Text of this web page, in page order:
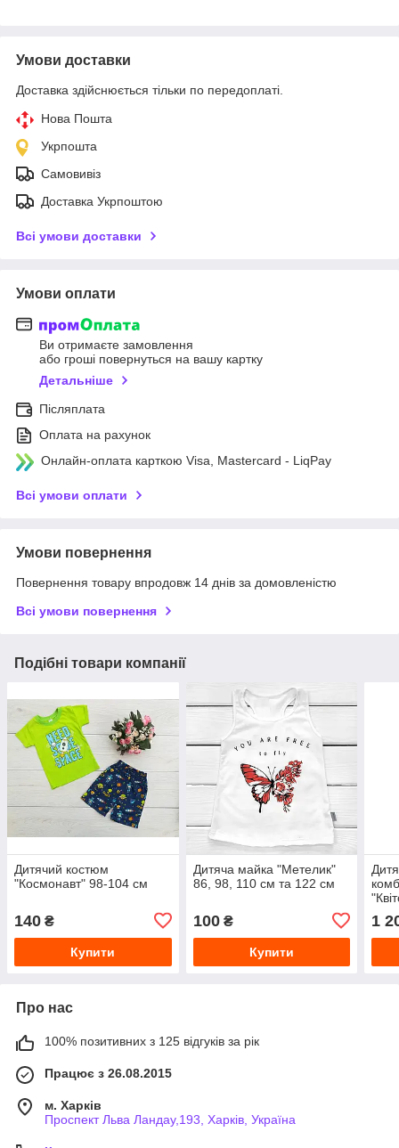
Умови доставки
Доставка здійснюється тільки по передоплаті.
Нова Пошта
Укрпошта
Самовивіз
Доставка Укрпоштою
Всі умови доставки
Умови оплати
Ви отримаєте замовлення
або гроші повернуться на вашу картку
Детальніше
Післяплата
Оплата на рахунок
Онлайн-оплата карткою Visa, Mastercard - LiqPay
Всі умови оплати
Умови повернення
Повернення товару впродовж 14 днів за домовленістю
Всі умови повернення
Подібні товари компанії
Дитячий костюм
"Космонавт" 98-104 см
140 ₴
Купити
Дитяча майка "Метелик"
86, 98, 110 см та 122 см
100₴
Купити
1
Про нас
100% позитивних з 125 відгуків за рік
Працює з 26.08.2015
м. Харків
Проспект Льва Ландау,193, Харків, Україна